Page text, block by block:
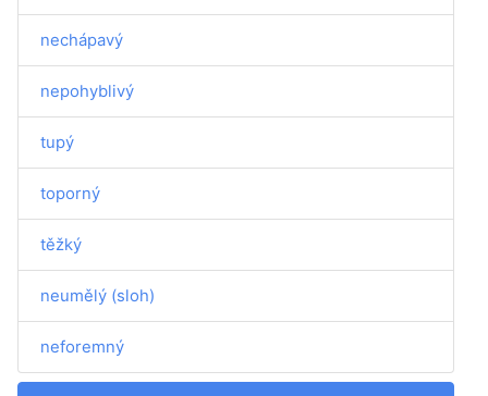
nechápavý
nepohyblivý
tupý
toporný
těžký
neumělý (sloh)
neforemný